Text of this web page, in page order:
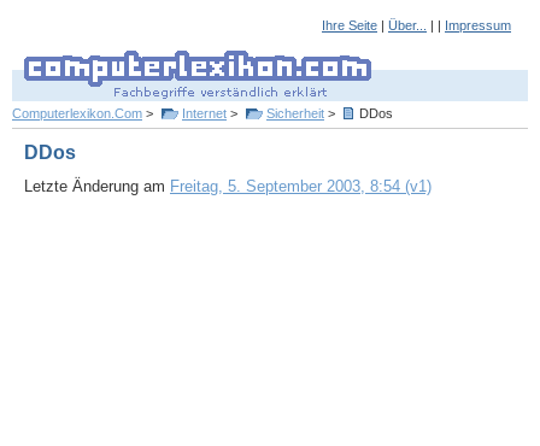
Ihre Seite | Über... | | Impressum
Computerlexikon.Com > Internet > Sicherheit > DDos
DDos
Letzte Änderung am Freitag, 5. September 2003, 8:54 (v1)